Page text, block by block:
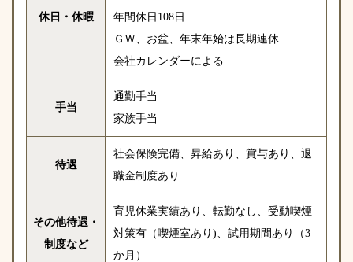
休日・休暇
年間休日108日
ＧＷ、お盆、年末年始は長期連休
会社カレンダーによる
手当
通勤手当
家族手当
待遇
社会保険完備、昇給あり、賞与あり、退
職金制度あり
その他待遇・
制度など
育児休業実績あり、転勤なし、受動喫煙
対策有（喫煙室あり)、試用期間あり（3
か月）